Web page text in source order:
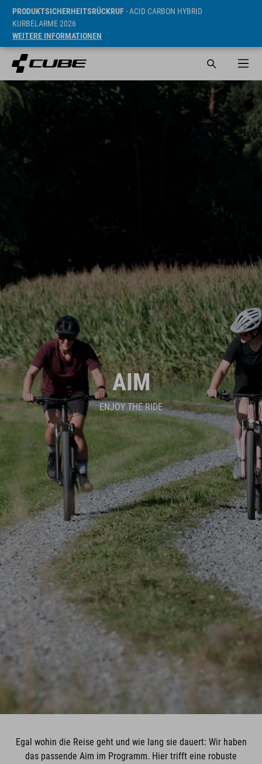
PRODUKTSICHERHEITSRÜCKRUF- ACID CARBON HYBRID
KURBELARME 2026
WEITERE INFORMATIONEN
AIM
ENJOY THE RIDE
Egal wohin die Reise geht und wie lang sie dauert: Wir haben
das passende Aim im Programm. Hier trifft eine robuste